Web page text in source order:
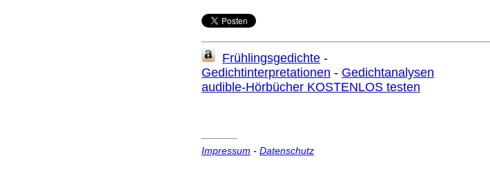
Frühlingsgedichte -
Gedichtinterpretationen - Gedichtanalysen
audible-Hörbücher KOSTENLOS testen
Impressum - Datenschutz